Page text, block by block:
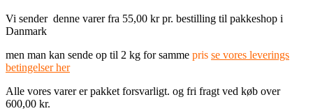
Vi sender denne varer fra 55,00 kr pr. bestilling til pakkeshop i
Danmark
men man kan sende op til 2 kg for samme pris se vores leverings
betingelser her
Alle vores varer er pakket forsvarligt. og fri fragt ved køb over
600,00 kr.